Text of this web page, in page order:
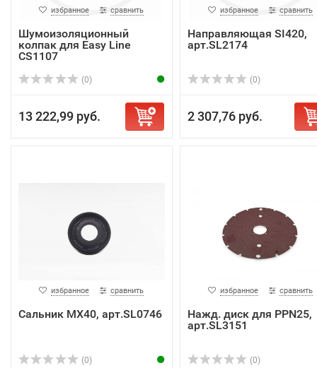
избранное сравнить
Шумоизоляционный
колпак для Easy Line
CS1107
(0)
13 222,99 руб.
избранное сравнить
Направляющая SI420,
арт.SL2174
(0)
2 307,76 руб.
избранное сравнить
Сальник MX40, арт.SL0746
(0)
избранное сравнить
Нажд. диск для PPN25,
арт.SL3151
(0)